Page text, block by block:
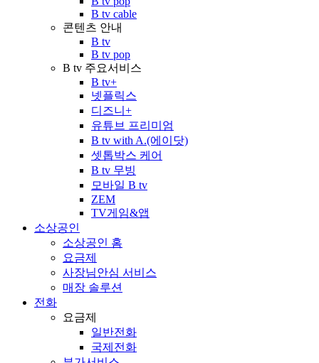
B tv cable
콘텐츠 안내
B tv
B tv pop
B tv 주요서비스
B tv+
넷플릭스
디즈니+
유튜브 프리미엄
B tv with A.(에이닷)
셋톱박스 케어
B tv 무빙
모바일 B tv
ZEM
TV게임&앱
소상공인
소상공인 홈
요금제
사장님안심 서비스
매장 솔루션
전화
요금제
일반전화
국제전화